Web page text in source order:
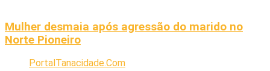
Mulher desmaia após agressão do marido no
Norte Pioneiro
PortalTanacidade.Com